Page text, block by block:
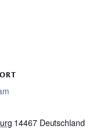
14467 Deutschland